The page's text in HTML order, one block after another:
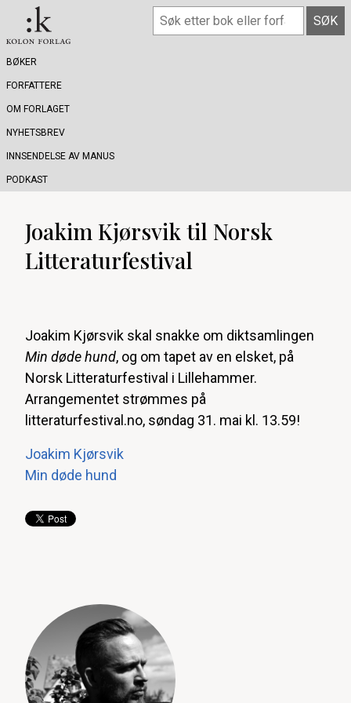
BØKER
FORFATTERE
OM FORLAGET
NYHETSBREV
INNSENDELSE AV MANUS
PODKAST
Joakim Kjørsvik til Norsk
Litteraturfestival
Joakim Kjørsvik skal snakke om diktsamlingen
Min døde hund, og om tapet av en elsket, på
Norsk Litteraturfestival i Lillehammer.
Arrangementet strømmes på
litteraturfestival.no, søndag 31. mai kl. 13.59!
Joakim Kjørsvik
Min døde hund